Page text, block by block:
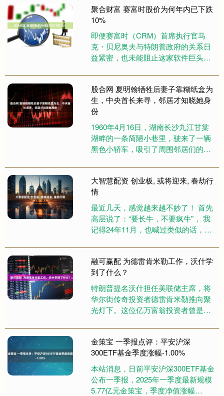
选....
聚合财富 赛富时股价为何年内已下跌
10%
即便赛富时（CRM）首席执行官马
克・贝尼奥夫与特朗普政府的关系日
益紧密，也未能阻止这家软件巨头的
价已累计下跌约 10%，市场担....
股合网 夏明翰牺牲后妻子靠糊纸盒为
生，中央首长来寻，邻居才知晓她身
份
1960年4月16日，湖南长沙九江甘棠
湖畔的一条简陋小巷里，驶来了一辆
黑色小轿车，吸引了周围邻居们的目
着。中央首长来了！一个声音....
大智慧配资 创业板, 或将迎来, 春劫行
情
最近几天，感觉越来越不妙了！ 首先
高层说了：“要长牛，不要疯牛”， 我
记得24年11月，也喊过类似的话，后
也止步在4....
融可赢配 为德雷肯米勒工作，沃什学
到了什么？
特朗普提名沃什担任美联储主席，将
华尔街传奇投资者德雷肯米勒推向聚
光灯下。这位亿万富翁投资者曾是沃
贝森特的导师，他对数据的极度信
任....
金策宝 一季报点评：平安沪深
300ETF基金季度涨幅-1.00%
本站消息，日前平安沪深300ETF基金
公布一季报，2025年一季度最新规模
5.77亿元金策宝，季度净值涨幅